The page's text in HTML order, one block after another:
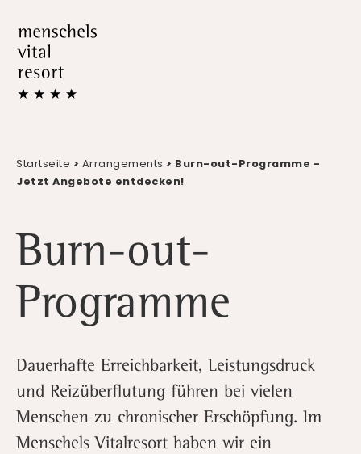
Startseite > Arrangements > Burn-out-Programme -
Jetzt Angebote entdecken!
Burn-out-
Programme
Dauerhafte Erreichbarkeit, Leistungsdruck
und Reizüberflutung führen bei vielen
Menschen zu chronischer Erschöpfung. Im
Menschels Vitalresort haben wir ein